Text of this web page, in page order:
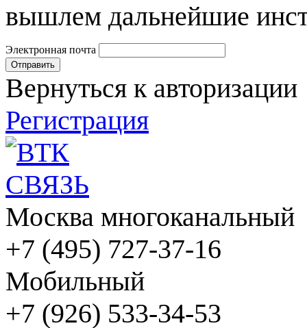
вышлем дальнейшие
Электронная почта
Вернуться к авторизации
Регистрация
Москва многоканальный
+7 (495) 727-37-16
Мобильный
+7 (926) 533-34-53